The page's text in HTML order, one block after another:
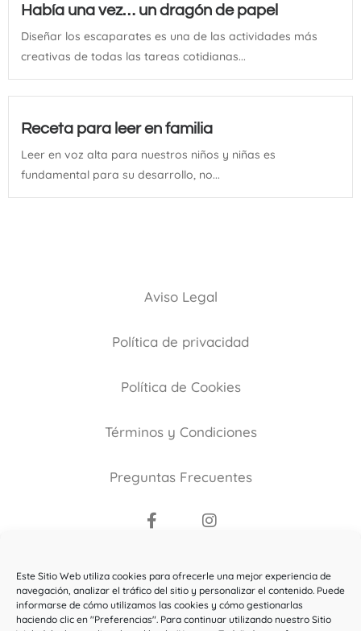
Este Sitio Web utiliza cookies para ofrecerle una mejor experiencia de
navegación, analizar el tráfico del sitio y personalizar el contenido. Puede
informarse de cómo utilizamos las cookies y cómo gestionarlas
haciendo clic en "Preferencias". Para continuar utilizando nuestro Sitio
Había una vez… un dragón de papel
Diseñar los escaparates es una de las actividades más
creativas de todas las tareas cotidianas...
Receta para leer en familia
Leer en voz alta para nuestros niños y niñas es
fundamental para su desarrollo, no...
Aviso Legal
Política de privacidad
Política de Cookies
Términos y Condiciones
Preguntas Frecuentes
Copyright ©2021
El Bosque de la Maga Colibrí.
Todos los derechos reservados.